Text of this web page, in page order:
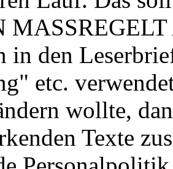
in den
etc.
wollte,
Texte